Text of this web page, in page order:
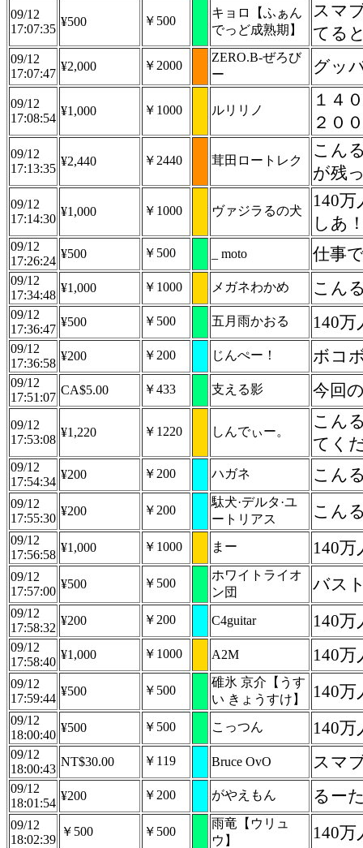
09/12
17:07:35
¥500 ￥500
キョロ【ふぁん
でっど成熟期】
スマ
てる
09/12
17:07:47
¥2,000 ￥2000
ZERO.B-ぜろび
ー
グッ
09/12
17:08:54
¥1,000 ￥1000 ルリリノ
１４
２０
09/12
17:13:35
¥2,440 ￥2440 茸田ロートレク
こん
が残
09/12
17:14:30
¥1,000 ￥1000 ヴァジラるの犬
140
しあ
09/12
17:26:24
¥500 ￥500 _ moto 仕事
09/12
17:34:48
¥1,000 ￥1000 メガネわかめ こん
09/12
17:36:47
¥500 ￥500 五月雨かおる 140
09/12
17:36:58
¥200 ￥200 じんぺー！ ボコ
09/12
17:51:07
CA$5.00 ￥433 支える影 今回
09/12
17:53:08
¥1,220 ￥1220 しんでぃー。
こん
てく
09/12
17:54:34
¥200 ￥200 ハガネ こん
09/12
17:55:30
¥200 ￥200
駄犬·デルタ·ユ
ートリアス
こん
09/12
17:56:58
¥1,000 ￥1000 まー 140
09/12
17:57:00
¥500 ￥500
ホワイトライオ
ン団
バス
09/12
17:58:32
¥200 ￥200 C4guitar 140
09/12
17:58:40
¥1,000 ￥1000 A2M 140
09/12
17:59:44
¥500 ￥500
碓氷 京介【うす
い きょうすけ】
140
09/12
18:00:40
¥500 ￥500 こっつん 140
09/12
18:00:43
NT$30.00 ￥119
Bruce OvO
09/12
18:01:54
¥200 ￥200 がやえもん るー
09/12
18:02:39
￥500 ￥500
雨竜【ウリュ
ウ】
140